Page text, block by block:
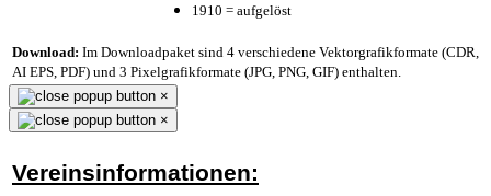
1910 = aufgelöst
Download: Im Downloadpaket sind 4 verschiedene Vektorgrafikformate (CDR,
AI EPS, PDF) und 3 Pixelgrafikformate (JPG, PNG, GIF) enthalten.
×
×
Vereinsinformationen: